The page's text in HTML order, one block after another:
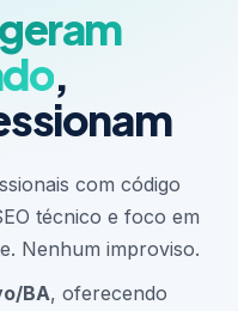
geram
,
com código
técnico e foco em
Nenhum improviso.
BA, oferecendo